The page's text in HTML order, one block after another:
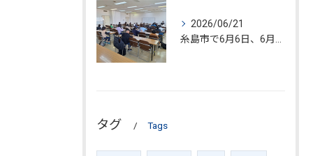
2026/06/21
タグ Tags